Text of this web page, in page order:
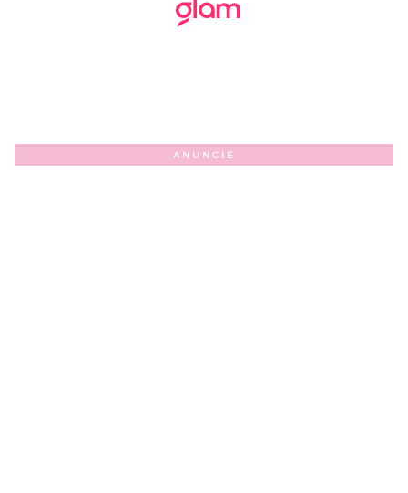
ANUNCIE